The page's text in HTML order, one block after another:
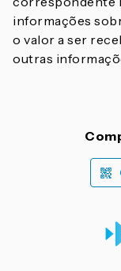
informações
o valor a ser
outras